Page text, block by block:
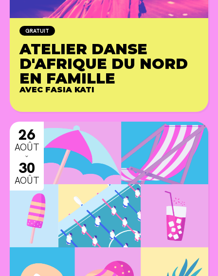
GRATUIT
ATELIER DANSE
D'AFRIQUE DU NORD
EN FAMILLE
AVEC FASIA KATI
26
AOÛT
ˇ
30
AOÛT